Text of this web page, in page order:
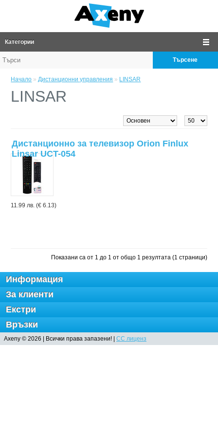
Категории
Търсене
Начало »Дистанционни управления » LINSAR
LINSAR
11.99 лв. (€ 6.13)
Дистанционно за телевизор Orion Finlux
Linsar UCT-054
Показани са от 1 до 1 от общо 1 резултата (1 страници)
Информация
За клиенти
Екстри
Връзки
Axeny © 2026 | Всички права запазени! | CC лиценз